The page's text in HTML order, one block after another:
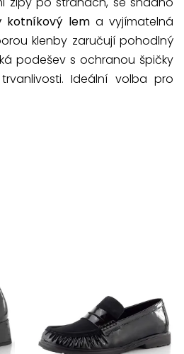
kotníkový lema vyjímatelná
klenby zaručují pohodlný
podešev s ochranou špičky
Ideální volba pro